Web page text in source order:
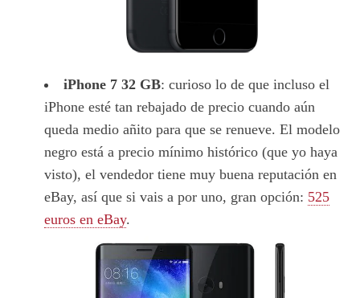
iPhone 7 32 GB: curioso lo de que incluso el
iPhone esté tan rebajado de precio cuando aún
queda medio añito para que se renueve. El modelo
negro está a precio mínimo histórico (que yo haya
visto), el vendedor tiene muy buena reputación en
eBay, así que si vais a por uno, gran opción: 525
euros en eBay.